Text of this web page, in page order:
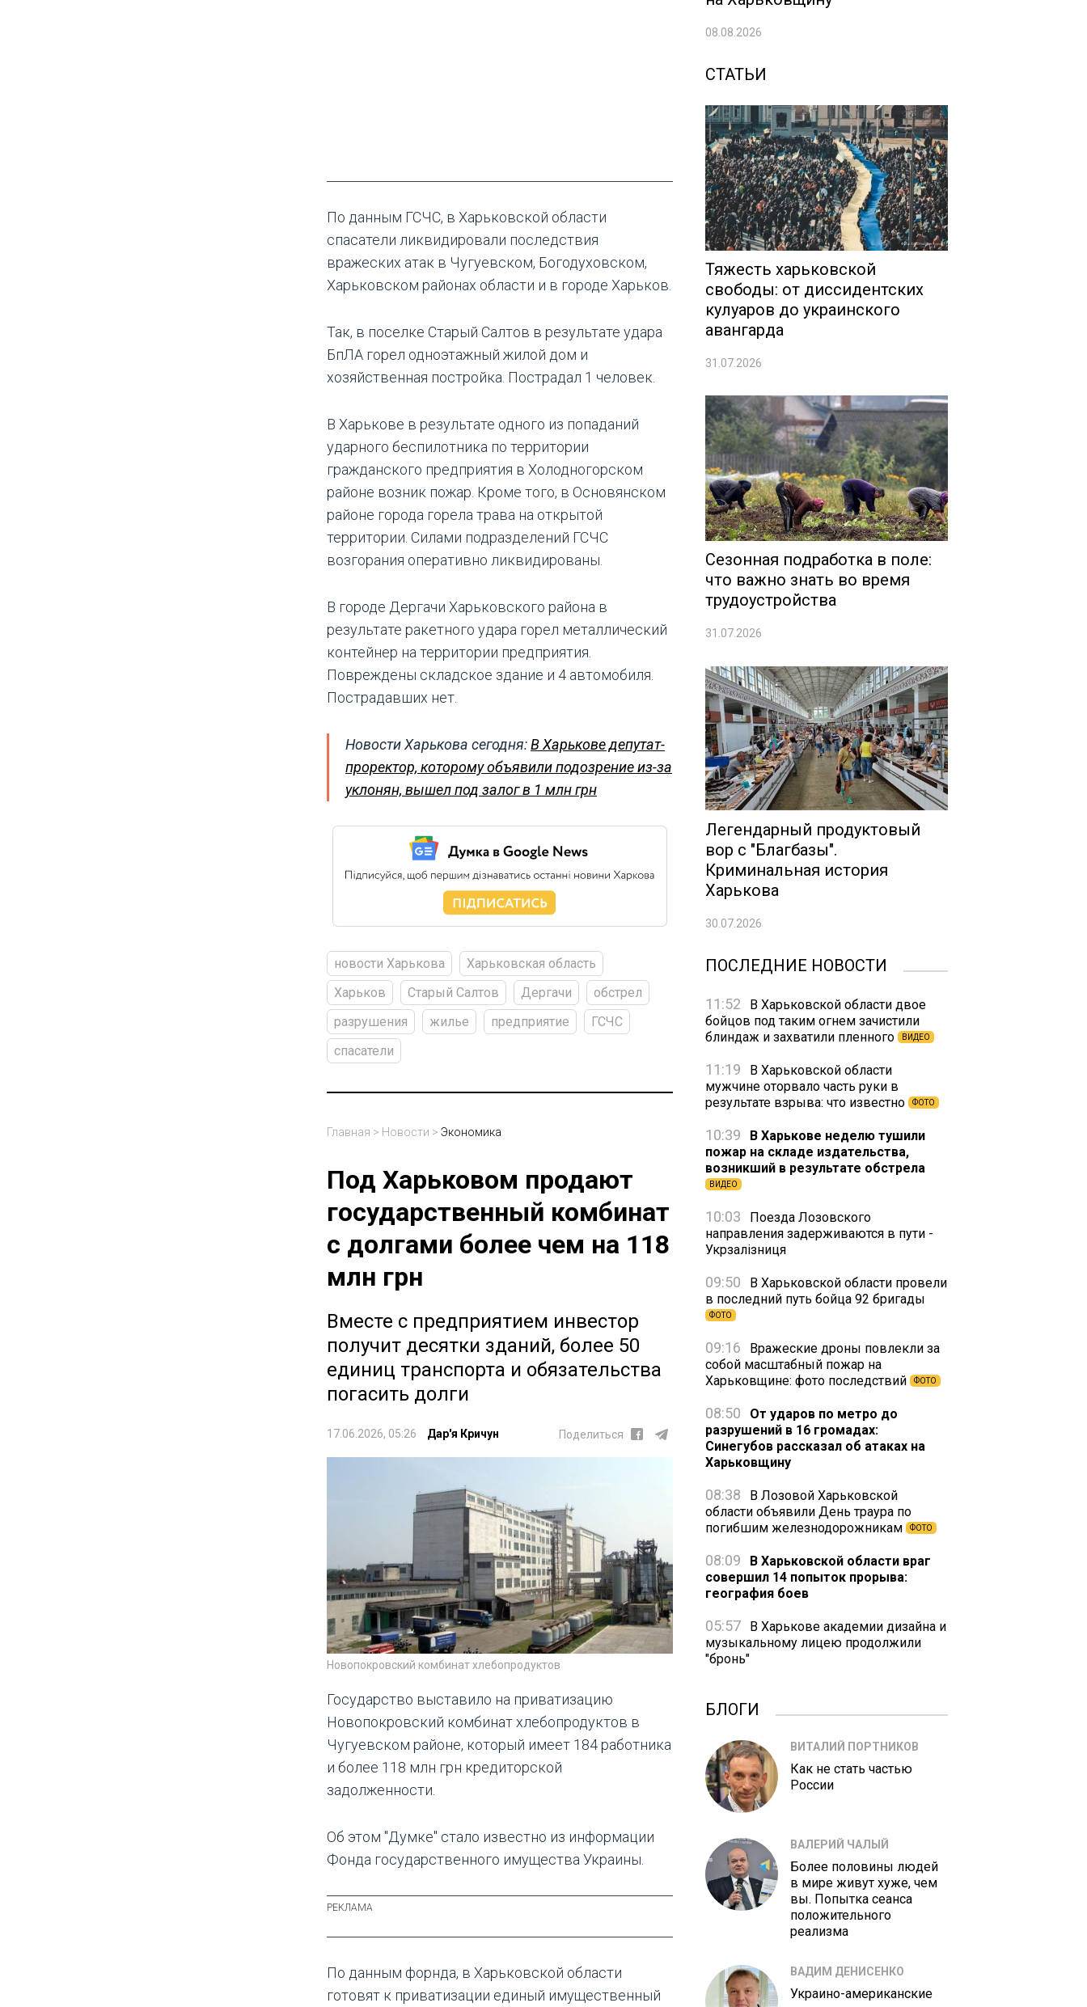
По данным ГСЧС, в Харьковской области
спасатели ликвидировали последствия
вражеских атак в Чугуевском, Богодуховском,
Харьковском районах области и в городе Харьков.
Так, в поселке Старый Салтов в результате удара
БпЛА горел одноэтажный жилой дом и
хозяйственная постройка. Пострадал 1 человек.
В Харькове в результате одного из попаданий
ударного беспилотника по территории
гражданского предприятия в Холодногорском
районе возник пожар. Кроме того, в Основянском
районе города горела трава на открытой
территории. Силами подразделений ГСЧС
возгорания оперативно ликвидированы.
В городе Дергачи Харьковского района в
результате ракетного удара горел металлический
контейнер на территории предприятия.
Повреждены складское здание и 4 автомобиля.
Пострадавших нет.
Новости Харькова сегодня:В Харькове депутат-
проректор, которому объявили подозрение из-за
уклонян, вышел под залог в 1 млн грн
новости Харькова
Харьковская область
Харьков
Старый Салтов Дергачи
обстрел
разрушения
жилье предприятие
ГСЧС
спасатели
Главная > Новости > Экономика
Под Харьковом продают
государственный комбинат
с долгами более чем на 118
млн грн
Вместе с предприятием инвестор
получит десятки зданий, более 50
единиц транспорта и обязательства
погасить долги
17.06.2026, 05:26 Дар'я Кричун Поделиться
Новопокровский комбинат хлебопродуктов
Государство выставило на приватизацию
Новопокровский комбинат хлебопродуктов в
Чугуевском районе, который имеет 184 работника
и более 118 млн грн кредиторской
задолженности.
Об этом "Думке" стало известно из информации
Фонда государственного имущества Украины.
По данным форнда, в Харьковской области
готовят к приватизации единый имущественный
08.08.2026
СТАТЬИ
Тяжесть харьковской
свободы: от диссидентских
кулуаров до украинского
авангарда
31.07.2026
Сезонная подработка в поле:
что важно знать во время
трудоустройства
31.07.2026
Легендарный продуктовый
вор с "Благбазы".
Криминальная история
Харькова
30.07.2026
ПОСЛЕДНИЕ НОВОСТИ
11:52
В Харьковской области двое
бойцов под таким огнем зачистили
блиндаж и захватили пленного
ВИДЕО
11:19
В Харьковской области
мужчине оторвало часть руки в
результате взрыва: что известно
ФОТО
10:39
В Харькове неделю тушили
пожар на складе издательства,
возникший в результате обстрела
ВИДЕО
10:03
Поезда Лозовского
направления задерживаются в пути -
Укрзалізниця
09:50
В Харьковской области провели
в последний путь бойца 92 бригады
ФОТО
09:16
Вражеские дроны повлекли за
собой масштабный пожар на
Харьковщине: фото последствий
ФОТО
08:50
От ударов по метро до
разрушений в 16 громадах:
Синегубов рассказал об атаках на
Харьковщину
08:38
В Лозовой Харьковской
области объявили День траура по
погибшим железнодорожникам
ФОТО
08:09
В Харьковской области враг
совершил 14 попыток прорыва:
география боев
05:57
В Харькове академии дизайна и
музыкальному лицею продолжили
"бронь"
БЛОГИ
ВИТАЛИЙ ПОРТНИКОВ
Как не стать частью
России
ВАЛЕРИЙ ЧАЛЫЙ
Более половины людей
в мире живут хуже, чем
вы. Попытка сеанса
положительного
реализма
ВАДИМ ДЕНИСЕНКО
Украино-американские